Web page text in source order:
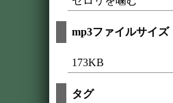
mp3ファイルサイズ
173KB
タグ